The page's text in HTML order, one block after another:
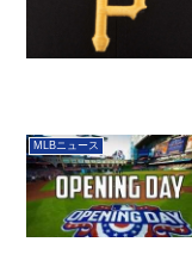
MLBニュース